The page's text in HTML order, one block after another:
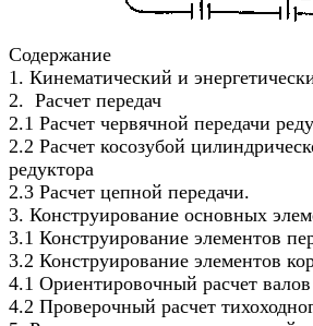
Содержание
1. Кинематический и
2. Расчет передач
2.1 Расчет червячной передачи
2.2 Расчет косозубой
редуктора
2.3 Расчет цепной передачи.
3. Конструирование основных
3.1 Конструирование элементов
3.2 Конструирование элементов
4.1 Ориентировочный расчет валов
4.2 Проверочный расчет